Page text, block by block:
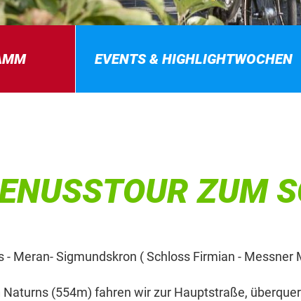
EVENTS & HIGHLIGHTWOCHEN
ZUM
- Meran- Sigmundskron ( Schloss Firmian - Messner
(554m) fahren wir zur Hauptstraße,